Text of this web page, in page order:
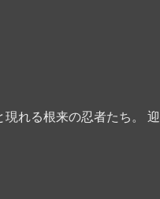
れる根来の忍者たち。